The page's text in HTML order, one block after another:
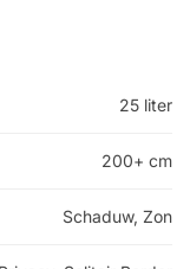
25 liter
200+ cm
Schaduw, Zon